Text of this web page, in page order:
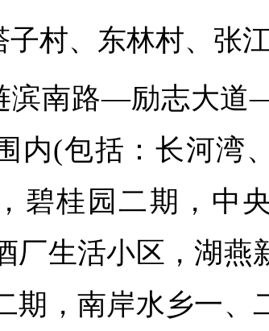
子村、东林村、张
滨南路—励志大
内(包括：长河湾
碧桂园二期，中
厂生活小区，湖燕
期，南岸水乡一、